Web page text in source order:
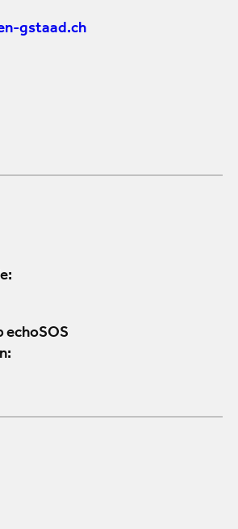
gstaad.ch
echoSOS